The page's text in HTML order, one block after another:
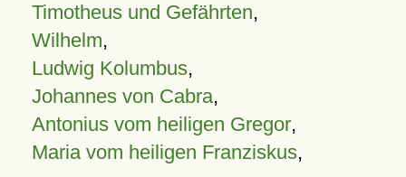
Timotheus und Gefährten,
Wilhelm,
Ludwig Kolumbus,
Johannes von Cabra,
Antonius vom heiligen Gregor,
Maria vom heiligen Franziskus,